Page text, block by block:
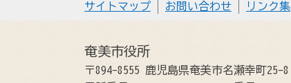
サイトマップ お問い合わせ リンク集
奄美市役所
〒894-8555 鹿児島県奄美市名瀬幸町25-8